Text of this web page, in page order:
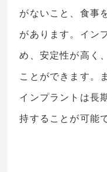
がないこと、食事
があります。イン
め、安定性が高く
ことができます。
インプラントは長
持することが可能